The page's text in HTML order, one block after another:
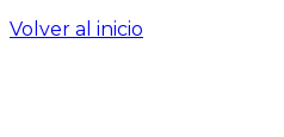
Volver al inicio